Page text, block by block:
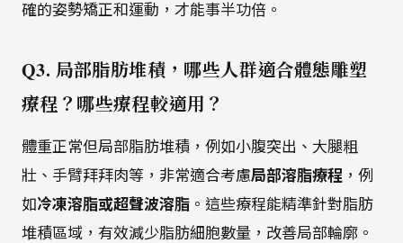
確的姿勢矯正和運動，才能事半功倍。
Q3. 局部脂肪堆積，哪些人群適合體態雕塑
療程？哪些療程較適用？
體重正常但局部脂肪堆積，例如小腹突出、大腿粗
壯、手臂拜拜肉等，非常適合考慮局部溶脂療程 ，例
如冷凍溶脂或超聲波溶脂 。這些療程能精準針對脂肪
堆積區域，有效減少脂肪細胞數量，改善局部輪廓。